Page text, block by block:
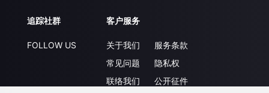
追踪社群
FOLLOW US
客户服务
关于我们
常见问题
联络我们
服务条款
隐私权
公开征件